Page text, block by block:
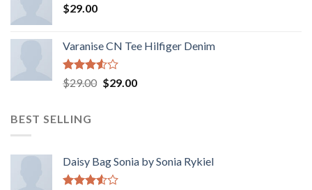
$29.00
Varanise CN Tee Hilfiger Denim
Valorado
con
5
$29.00 El
$29.00El
BEST SELLING
Daisy Bag Sonia by Sonia Rykiel